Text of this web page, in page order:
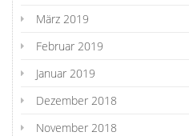
März 2019
Februar 2019
Januar 2019
Dezember 2018
November 2018